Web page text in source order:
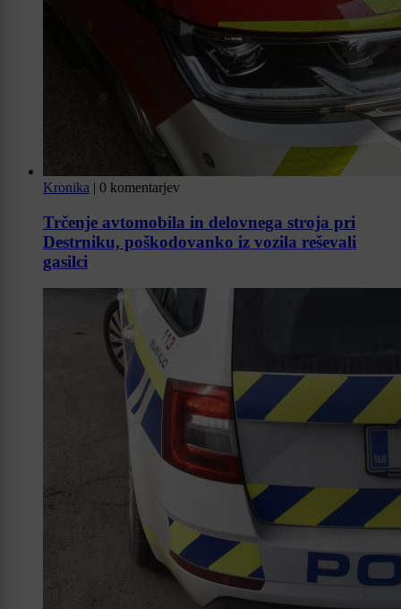
Kronika | 0 komentarjev
Trčenje avtomobila in delovnega stroja pri
Destrniku, poškodovanko iz vozila reševali
gasilci